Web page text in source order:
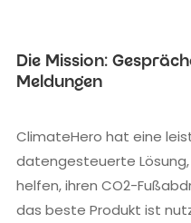
Die Mission:
Meldungen
ClimateHero hat eine
datengesteuerte
helfen, ihren CO2-
das beste Produkt ist